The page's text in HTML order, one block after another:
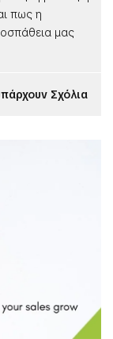
πως η
μας
Σχόλια